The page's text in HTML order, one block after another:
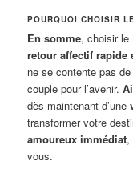
POURQUOI CHOISIR
En somme, choisir le
retour affectif rapide
ne se contente pas
couple pour l’avenir.
dès maintenant d’une
transformer votre
amoureux immédiat,
vous.